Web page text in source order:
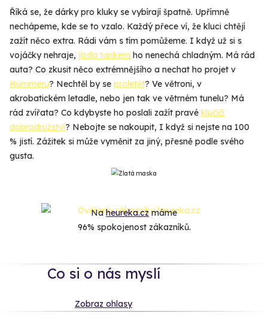
Říká se, že dárky pro kluky se vybírají špatně. Upřímně
nechápeme, kde se to vzalo. Každý přece ví, že kluci chtějí
zažít něco extra. Rádi vám s tím pomůžeme. I když už si s
vojáčky nehraje, jízda tankem ho nenechá chladným. Má rád
auta? Co zkusit něco extrémnějšího a nechat ho projet v
Hummeru? Nechtěl by se proletět? Ve větroni, v
akrobatickém letadle, nebo jen tak ve větrném tunelu? Má
rád zvířata? Co kdybyste ho poslali zažít pravé klučičí
dobrodružství? Nebojte se nakoupit, I když si nejste na 100
% jistí. Zážitek si může vyměnit za jiný, přesně podle svého
gusta.
Naheureka.czmáme
96% spokojenost zákazníků.
Co si o nás myslí
Zobraz ohlasy